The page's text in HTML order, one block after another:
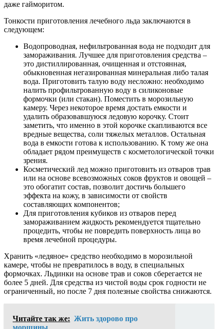
даже гайморитом.
Тонкости приготовления лечебного льда заключаются в
следующем:
Водопроводная, нефильтрованная вода не подходит для
замораживания. Лучшее для приготовления средства –
это дистиллированная, очищенная и отстоянная,
обыкновенная негазированная минеральная либо талая
вода. Приготовить талую воду несложно: необходимо
налить профильтрованную воду в силиконовые
формочки (или стакан). Поместить в морозильную
камеру. Через некоторое время достать емкости и
удалить образовавшуюся ледовую корочку. Стоит
заметить, что именно в этой корочке скапливаются все
вредные вещества, соли тяжелых металлов. Остальная
вода в емкости готова к использованию. К тому же она
обладает рядом преимуществ с косметологической точки
зрения.
Косметический лед можно приготовить из отваров трав
или на основе всевозможных соков фруктов и овощей –
это обогатит состав, позволит достичь большего
эффекта на кожу, в зависимости от свойств
составляющих компонентов;
Для приготовления кубиков из отваров перед
замораживанием жидкость рекомендуется тщательно
процедить, чтобы не повредить поверхность лица во
время лечебной процедуры.
Хранить «ледяное» средство необходимо в морозильной
камере, чтобы не превратилось в воду, в специальных
формочках. Льдинки на основе трав и соков сберегается не
более 5 дней. Для средства из чистой воды срок годности не
ограниченный, но после 7 дня полезные свойства снижаются.
Читайте так же: Жить здорово про
морщины